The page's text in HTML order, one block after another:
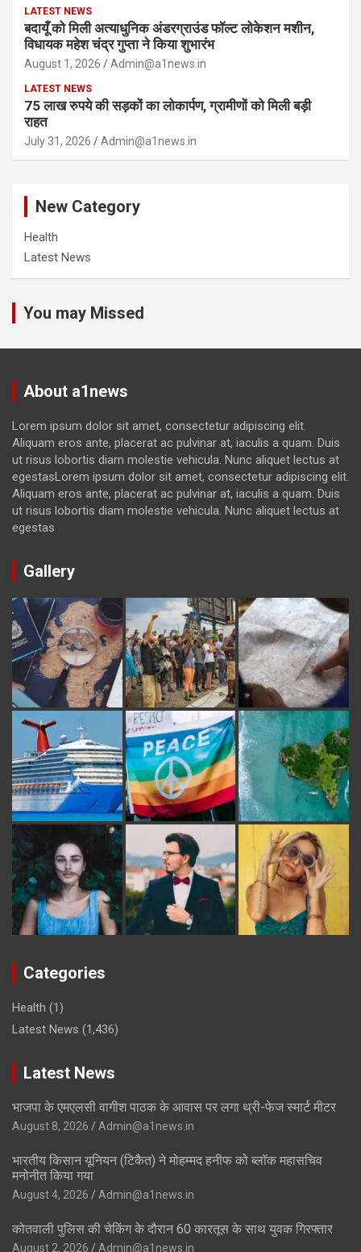
LATEST NEWS
बदायूँ को मिली अत्याधुनिक अंडरग्राउंड फॉल्ट लोकेशन मशीन,
विधायक महेश चंद्र गुप्ता ने किया शुभारंभ
August 1, 2026 Admin@a1news.in
LATEST NEWS
75 लाख रुपये की सड़कों का लोकार्पण, ग्रामीणों को मिली बड़ी
राहत
July 31, 2026 Admin@a1news.in
New Category
Health
Latest News
You may Missed
About a1news
Lorem ipsum dolor sit amet, consectetur adipiscing elit.
Aliquam eros ante, placerat ac pulvinar at, iaculis a quam. Duis
ut risus lobortis diam molestie vehicula. Nunc aliquet lectus at
egestasLorem ipsum dolor sit amet, consectetur adipiscing elit.
Aliquam eros ante, placerat ac pulvinar at, iaculis a quam. Duis
ut risus lobortis diam molestie vehicula. Nunc aliquet lectus at
egestas
Gallery
Categories
Health (1)
Latest News (1,436)
Latest News
भाजपा के एमएलसी वागीश पाठक के आवास पर लगा थ्री-फेज स्मार्ट मीटर
August 8, 2026 Admin@a1news.in
भारतीय किसान यूनियन (टिकैत) ने मोहम्मद हनीफ को ब्लॉक महासचिव
मनोनीत किया गया
August 4, 2026 Admin@a1news.in
कोतवाली पुलिस की चेकिंग के दौरान 60 कारतूस के साथ युवक गिरफ्तार
August 2, 2026 Admin@a1news.in